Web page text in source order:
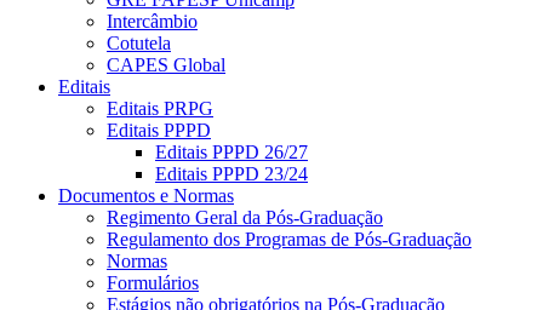
Intercâmbio
Cotutela
CAPES Global
Editais
Editais PRPG
Editais PPPD
Editais PPPD 26/27
Editais PPPD 23/24
Documentos e Normas
Regimento Geral da Pós-Graduação
Regulamento dos Programas de Pós-Graduação
Normas
Formulários
Estágios não obrigatórios na Pós-Graduação